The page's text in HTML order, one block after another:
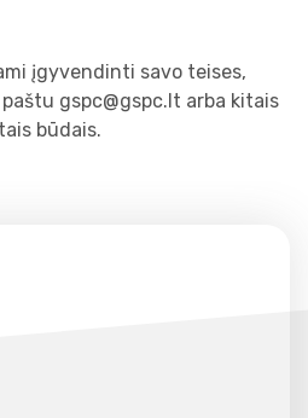
įgyvendinti savo teises,
gspc@gspc.lt arba kitais
būdais.